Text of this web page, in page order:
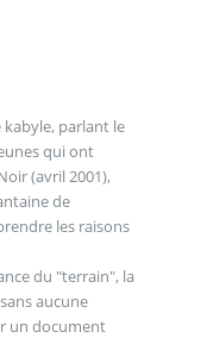
kabyle, parlant le
qui ont
(avril 2001),
de
les raisons
du "terrain", la
aucune
un document